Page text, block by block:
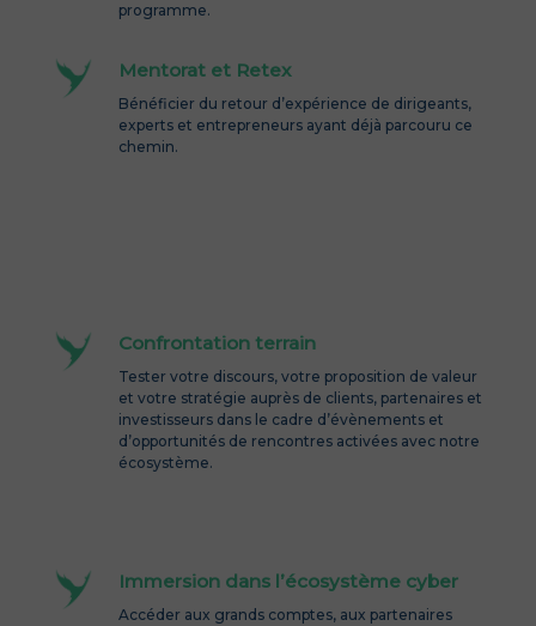
programme.
Mentorat et Retex
Bénéficier du retour d’expérience de dirigeants,
experts et entrepreneurs ayant déjà parcouru ce
chemin.
Confrontation terrain
Tester votre discours, votre proposition de valeur
et votre stratégie auprès de clients, partenaires et
investisseurs dans le cadre d’évènements et
d’opportunités de rencontres activées avec notre
écosystème.
Immersion dans l’écosystème cyber
Accéder aux grands comptes, aux partenaires